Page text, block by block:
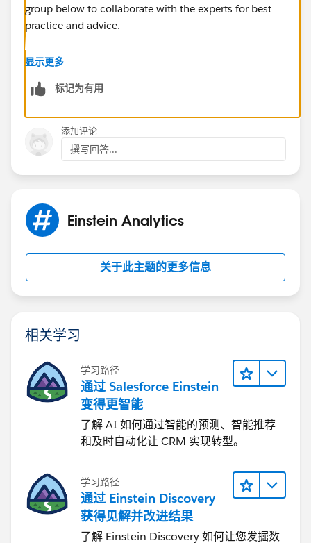
group below to collaborate with the experts for best
practice and advice.
https://success.salesforce.com/_ui/core/chatter/gro
Regards,
Jayson
显示更多
标记为有用
添加评论
撰写回答...
Einstein Analytics
关于此主题的更多信息
相关学习
学习路径
通过 Salesforce Einstein
变得更智能
了解 AI 如何通过智能的预测、智能推荐
和及时自动化让 CRM 实现转型。
学习路径
通过 Einstein Discovery
获得见解并改进结果
了解 Einstein Discovery 如何让您发掘数